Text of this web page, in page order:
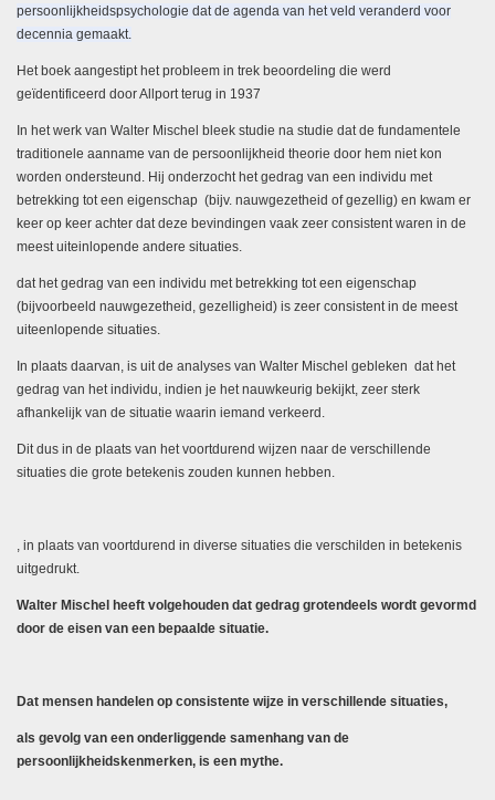
persoonlijkheidspsychologie dat de agenda van het veld veranderd voor
decennia gemaakt.
Het boek aangestipt het probleem in trek beoordeling die werd
geïdentificeerd door Allport terug in 1937
In het werk van Walter Mischel bleek studie na studie dat de fundamentele
traditionele aanname van de persoonlijkheid theorie door hem niet kon
worden ondersteund. Hij onderzocht het gedrag van een individu met
betrekking tot een eigenschap (bijv. nauwgezetheid of gezellig) en kwam er
keer op keer achter dat deze bevindingen vaak zeer consistent waren in de
meest uiteinlopende andere situaties.
dat het gedrag van een individu met betrekking tot een eigenschap
(bijvoorbeeld nauwgezetheid, gezelligheid) is zeer consistent in de meest
uiteenlopende situaties.
In plaats daarvan, is uit de analyses van Walter Mischel gebleken dat het
gedrag van het individu, indien je het nauwkeurig bekijkt, zeer sterk
afhankelijk van de situatie waarin iemand verkeerd.
Dit dus in de plaats van het voortdurend wijzen naar de verschillende
situaties die grote betekenis zouden kunnen hebben.
, in plaats van voortdurend in diverse situaties die verschilden in betekenis
uitgedrukt.
Walter Mischel heeft volgehouden dat gedrag grotendeels wordt gevormd
door de eisen van een bepaalde situatie.
Dat mensen handelen op consistente wijze in verschillende situaties,
als gevolg van een onderliggende samenhang van de
persoonlijkheidskenmerken, is een mythe.